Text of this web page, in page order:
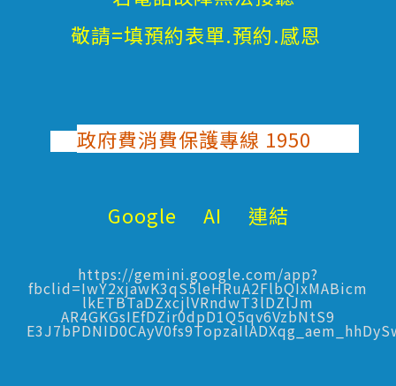
敬請=填預約表單.預約.感恩
政府費消費保護專線 1950
Google AI 連結
https://gemini.google.com/app?
fbclid=IwY2xjawK3qS5leHRuA2FlbQIxMABicm
lkETBTaDZxcjlVRndwT3lDZlJm
AR4GKGsIEfDZir0dpD1Q5qv6VzbNtS9